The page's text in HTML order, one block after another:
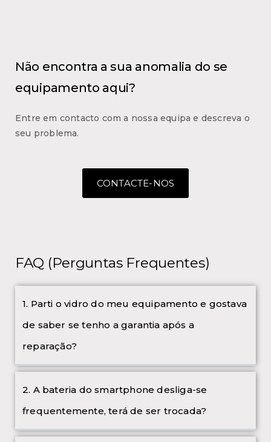
Não encontra a sua anomalia do se
equipamento aqui?
Entre em contacto com a nossa equipa e descreva o
seu problema.
CONTACTE-NOS
FAQ (Perguntas Frequentes)
1. Parti o vidro do meu equipamento e gostava
de saber se tenho a garantia após a
reparação?
2. A bateria do smartphone desliga-se
frequentemente, terá de ser trocada?